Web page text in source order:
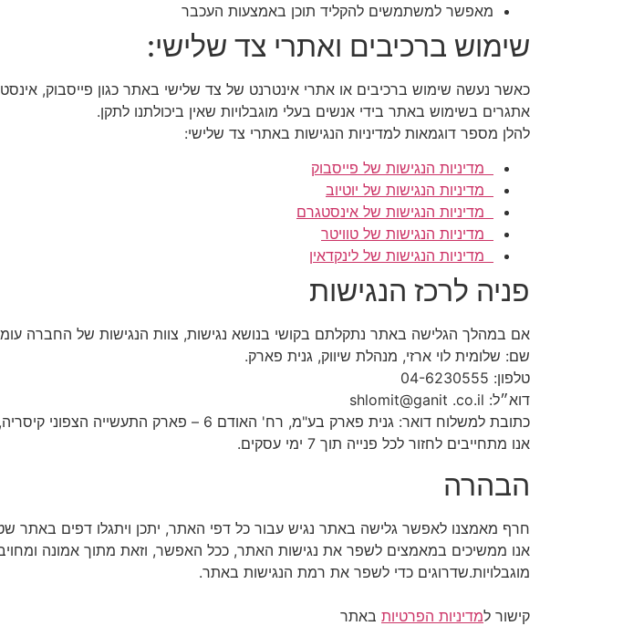
מאפשר למשתמשים להקליד תוכן באמצעות העכבר
שימוש ברכיבים ואתרי צד שלישי:
כאשר נעשה שימוש ברכיבים או אתרי אינטרנט של צד שלישי באתר כגון פייסבוק,
אתגרים בשימוש באתר בידי אנשים בעלי מוגבלויות שאין ביכולתנו לתקן.
להלן מספר דוגמאות למדיניות הנגישות באתרי צד שלישי:
מדיניות הנגישות של פייסבוק
מדיניות הנגישות של יוטיוב
מדיניות הנגישות של אינסטגרם
מדיניות הנגישות של טוויטר
מדיניות הנגישות של לינקדאין
פניה לרכז הנגישות
אם במהלך הגלישה באתר נתקלתם בקושי בנושא נגישות, צוות הנגישות של החברה
שם: שלומית לוי ארזי, מנהלת שיווק, גנית פארק.
טלפון: 04-6230555
דוא״ל: shlomit@ganit .co.il
כתובת למשלוח דואר: גנית פארק בע"מ, רח' האודם 6 – פארק התעשייה הצפוני קיסריה, ת.ד. 3060
אנו מתחייבים לחזור לכל פנייה תוך 7 ימי עסקים.
הבהרה
חרף מאמצנו לאפשר גלישה באתר נגיש עבור כל דפי האתר, יתכן ויתגלו דפים באתר
אנו ממשיכים במאמצים לשפר את נגישות האתר, ככל האפשר, וזאת מתוך אמונה
מוגבלויות.שדרוגים כדי לשפר את רמת הנגישות באתר.
קישור למדיניות הפרטיות באתר